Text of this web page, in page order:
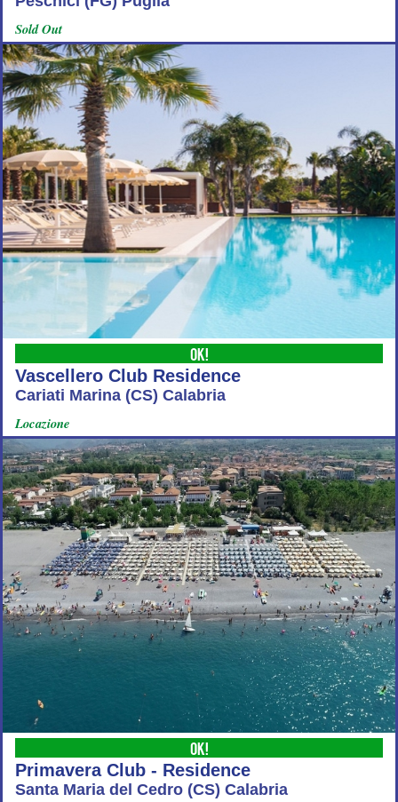
Sold Out
OK!
Vascellero Club Residence
Cariati Marina (CS) Calabria
Locazione
OK!
Primavera Club - Residence
Santa Maria del Cedro (CS) Calabria